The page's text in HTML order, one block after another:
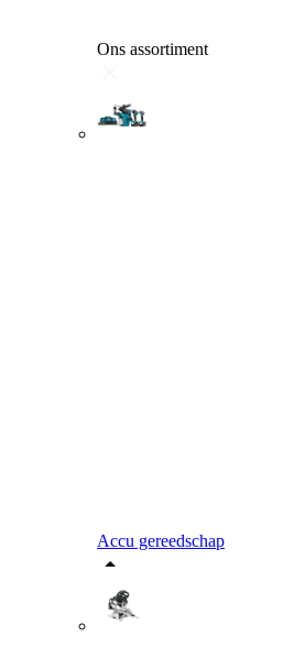
Ons assortiment
Accu gereedschap